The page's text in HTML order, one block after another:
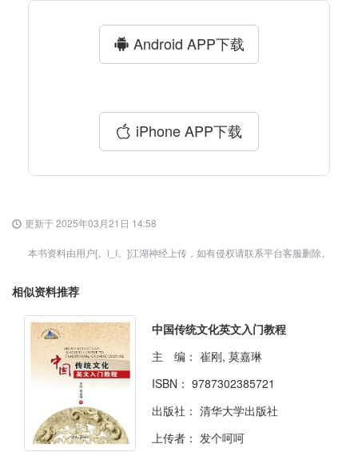
Android APP下载
iPhone APP下载
更新于 2025年03月21日 14:58
本书资料由用户[。ì_í。]江湖神经上传，如有侵权请联系平台客服删除。
相似资料推荐
中国传统文化英文入门教程
主 编： 崔刚, 莫嘉琳
ISBN： 9787302385721
出版社： 清华大学出版社
上传者： 发个呵呵